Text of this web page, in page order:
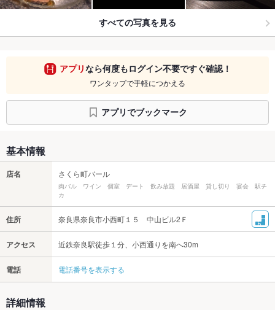
すべての写真を見る
アプリなら何度もログイン不要ですぐ確認！
ワンタップで手軽につかえる
アプリでブックマーク
基本情報
店名 さくら町バール
肉バル ワイン 個室 デート 飲み放題 居酒屋 貸し切り 宴会 駅チ
カ
住所 奈良県奈良市小西町１５ 中山ビル2Ｆ
アクセス 近鉄奈良駅徒歩１分、小西通りを南へ30m
電話 電話番号を表示する
詳細情報